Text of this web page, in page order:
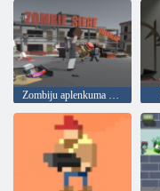
Zombiju aplenkuma uzliesmojums